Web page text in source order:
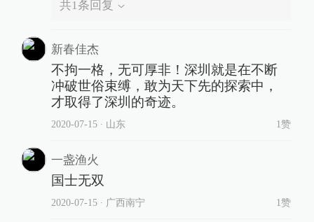
共1条回复
新春佳杰
不拘一格，无可厚非！深圳就是在不断
冲破世俗束缚，敢为天下先的探索中，
才取得了深圳的奇迹。
2020-07-15∙ 山东 1赞
一盏渔火
国士无双
2020-07-15∙ 广西南宁 1赞